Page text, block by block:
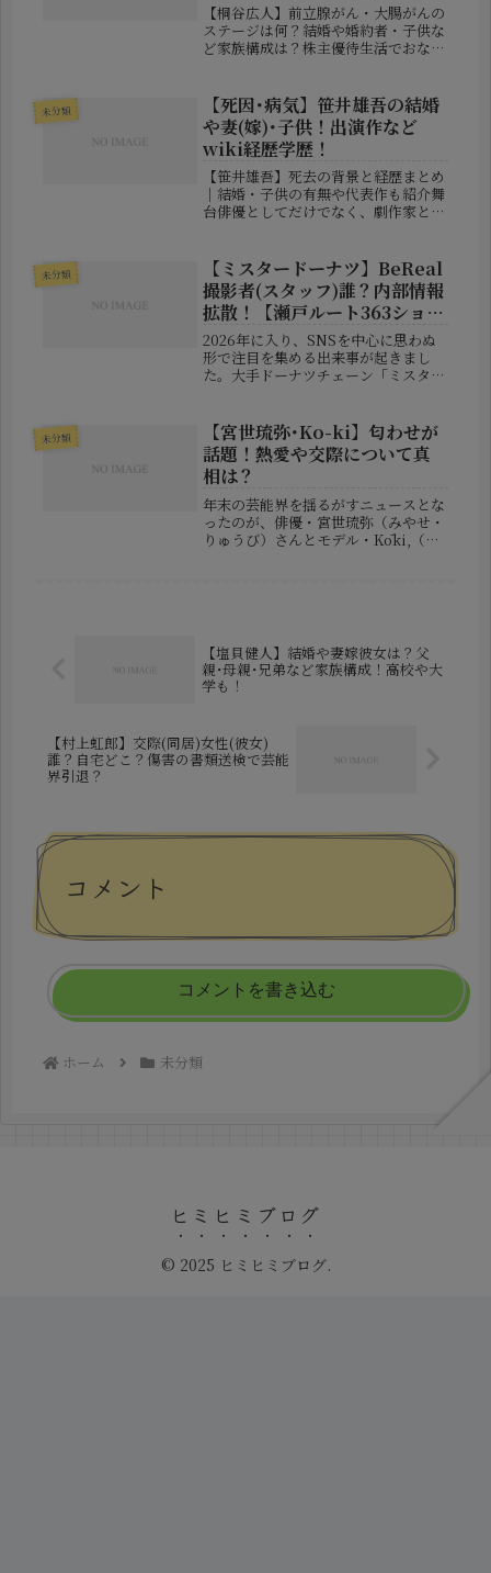
【桐谷広人】前立腺がん・大腸がんの
ステージは何？結婚や婚約者・子供な
ど家族構成は？株主優待生活でおなじ
がんと大腸がんを患っていたことを公
表し、多くの視聴者を驚かせました。
こ...
未分類
【死因･病気】笹井雄吾の結婚
や妻(嫁)･子供！出演作など
wiki経歴学歴！
【笹井雄吾】死去の背景と経歴まとめ
｜結婚・子供の有無や代表作も紹介舞
台俳優としてだけでなく、劇作家とし
いうニュースが演劇業界を駆け巡りま
した。彼の訃報は、彼をよく知る演...
未分類
【ミスタードーナツ】BeReal
撮影者(スタッフ)誰？内部情報
拡散！【瀬戸ルート363ショッ
プ】
2026年に入り、SNSを中心に思わぬ
形で注目を集める出来事が起きまし
た。大手ドーナツチェーン「ミスター
ト上で大きな話題となっています。問
題の発端となったのは、愛知県瀬...
未分類
【宮世琉弥･Ko-ki】匂わせが
話題！熱愛や交際について真
相は？
年末の芸能界を揺るがすニュースとな
ったのが、俳優・宮世琉弥（みやせ・
りゅうび）さんとモデル・Kōki,（コ
【塩貝健人】結婚や妻嫁彼女は？父
親･母親･兄弟など家族構成！高校や大
学も！
【村上虹郎】交際(同居)女性(彼女)
誰？自宅どこ？傷害の書類送検で芸能
界引退？
コメント
コメントを書き込む
ホーム 未分類
ヒミヒミブログ
© 2025 ヒミヒミブログ.